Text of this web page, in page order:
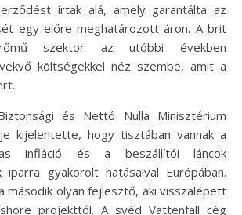
írtak alá, amely garantálta az
egy előre meghatározott áron. A brit
szektor az utóbbi években
költségekkel néz szembe, amit a
és Nettó Nulla Minisztérium
kijelentette, hogy tisztában vannak a
infláció és a beszállítói láncok
iparra gyakorolt hatásaival Európában.
második olyan fejlesztő, aki visszalépett
projekttől. A svéd Vattenfall cég